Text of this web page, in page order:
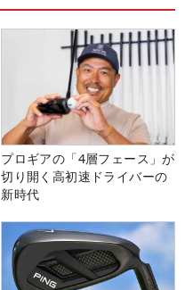
プロギアの「4層フェース」が
切り開く高初速ドライバーの
新時代